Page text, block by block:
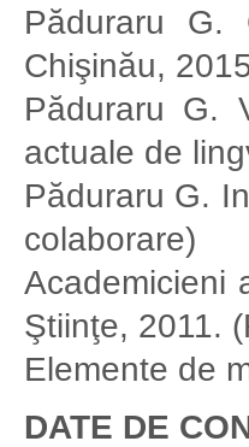
Păduraru G.
Chişinău,
Păduraru G.
actuale de
Păduraru G.
colaborare)
Academicieni
Ştiinţe, 2011.
Elemente de
DATE DE